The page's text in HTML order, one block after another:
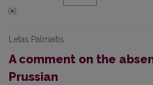
Letas Palmaitis
A comment on the
Prussian